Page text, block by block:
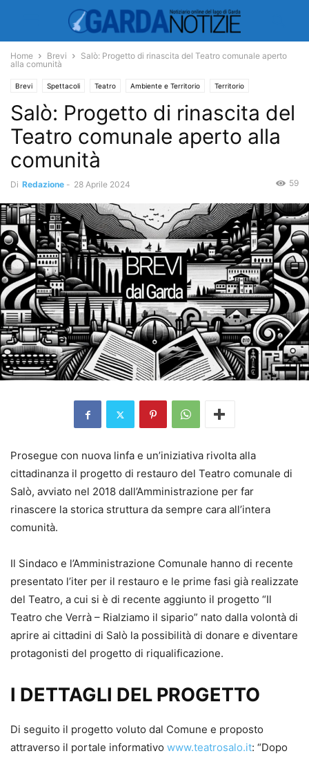
Home Brevi
Salò: Progetto di rinascita del Teatro comunale aperto
alla comunità
Brevi Spettacoli Teatro Ambiente e Territorio Territorio
Salò: Progetto di rinascita del
Teatro comunale aperto alla
comunità
Di Redazione - 28 Aprile 2024 59
Prosegue con nuova linfa e un’iniziativa rivolta alla
cittadinanza il progetto di restauro del Teatro comunale di
Salò, avviato nel 2018 dall’Amministrazione per far
rinascere la storica struttura da sempre cara all’intera
comunità.
Il Sindaco e l’Amministrazione Comunale hanno di recente
presentato l’iter per il restauro e le prime fasi già realizzate
del Teatro, a cui si è di recente aggiunto il progetto “Il
Teatro che Verrà – Rialziamo il sipario” nato dalla volontà di
aprire ai cittadini di Salò la possibilità di donare e diventare
protagonisti del progetto di riqualificazione.
I DETTAGLI DEL PROGETTO
Di seguito il progetto voluto dal Comune e proposto
attraverso il portale informativo www.teatrosalo.it: “Dopo